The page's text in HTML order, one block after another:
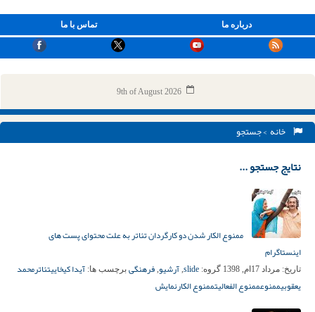
تماس با ما درباره ما
9th of August 2026
خانه > جستجو
نتایج جستجو ...
ممنوع الکار شدن دو کارگردان تئاتر به علت محتوای پست های
اینستاگرام
تاریخ: مرداد 17ام, 1398 گروه: slide
, آرشیو, فرهنگی برچسب ها: آیدا کیخاییتئاترمحمد
یعقوبیممنوعممنوع الفعالیتممنوع الکارنمایش